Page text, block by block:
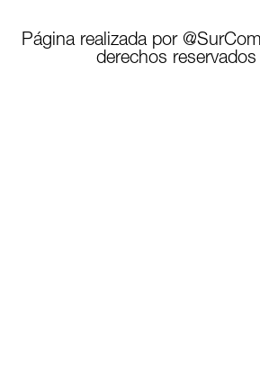
Página realizada por
derechos